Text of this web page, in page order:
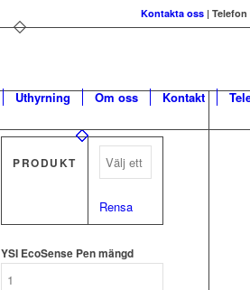
Kontakta oss | Telefon
Uthyrning Om oss Kontakt
PRODUKT
Rensa
YSI EcoSense Pen mängd